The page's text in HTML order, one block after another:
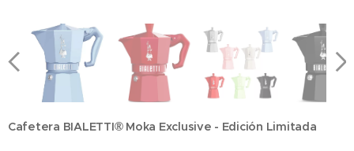
Cafetera BIALETTI® Moka Exclusive - Edición Limitada